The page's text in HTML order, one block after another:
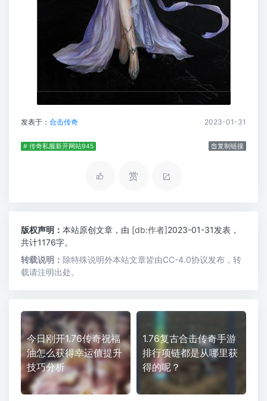
发表于： 合击传奇 2023-01-31
# 传奇私服新开网站945 复制链接
赏
版权声明： 本站原创文章，由 [db:作者]2023-01-31发表，
共计1176字。
转载说明： 除特殊说明外本站文章皆由CC-4.0协议发布，转
载请注明出处。
今日刚开1.76传奇祝福
油怎么获得幸运值提升
技巧分析
1.76复古合击传奇手游
排行项链都是从哪里获
得的呢？